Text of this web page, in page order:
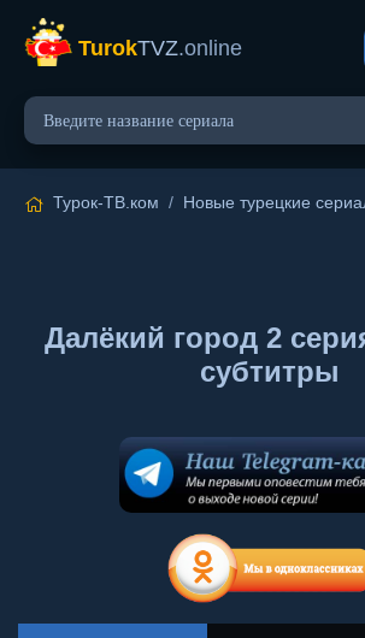
TurokTVZ.online
Турок-ТВ.ком / Новые турецкие
Далёкий город 2
субтитры